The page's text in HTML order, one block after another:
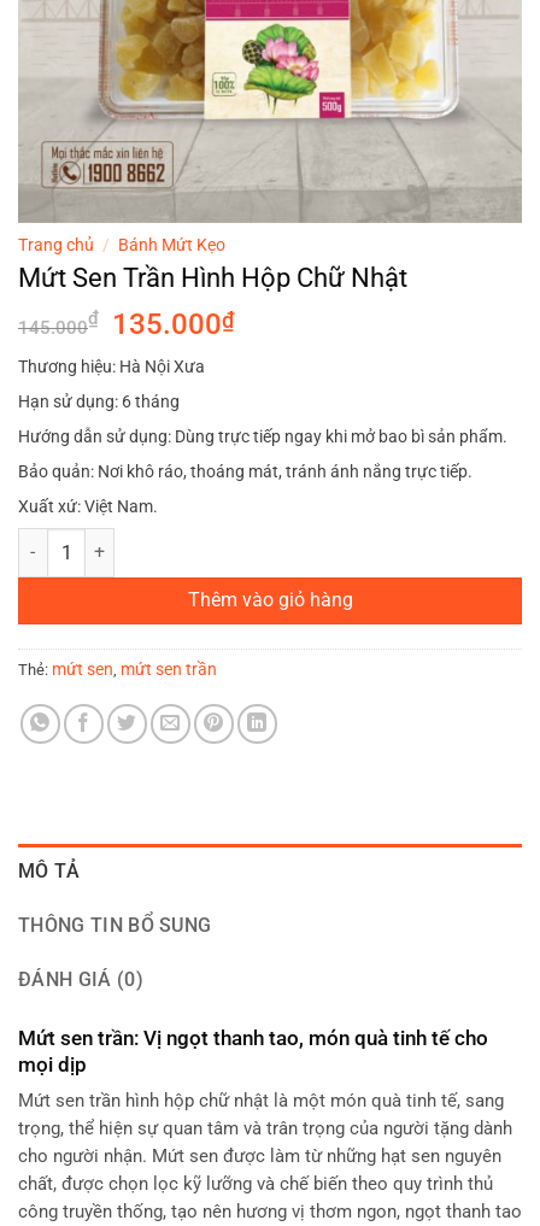
Trang chủ / Bánh Mứt Kẹo
Mứt Sen Trần Hình Hộp Chữ Nhật
145.000₫
Giá
gốc
là:
145.000₫.
135.000₫Giá
135.000₫.
Thương hiệu: Hà Nội Xưa
Hạn sử dụng: 6 tháng
Hướng dẫn sử dụng: Dùng trực tiếp ngay khi mở bao bì sản phẩm.
Bảo quản: Nơi khô ráo, thoáng mát, tránh ánh nắng trực tiếp.
Xuất xứ: Việt Nam.
Mứt Sen Trần Hình Hộp Chữ Nhật số lượng
Thêm vào giỏ hàng
Thẻ: mứt sen, mứt sen trần
MÔ TẢ
THÔNG TIN BỔ SUNG
ĐÁNH GIÁ (0)
Mứt sen trần: Vị ngọt thanh tao, món quà tinh tế cho
mọi dịp
Mứt sen trần hình hộp chữ nhật là một món quà tinh tế, sang
trọng, thể hiện sự quan tâm và trân trọng của người tặng dành
cho người nhận. Mứt sen được làm từ những hạt sen nguyên
chất, được chọn lọc kỹ lưỡng và chế biến theo quy trình thủ
công truyền thống, tạo nên hương vị thơm ngon, ngọt thanh tao